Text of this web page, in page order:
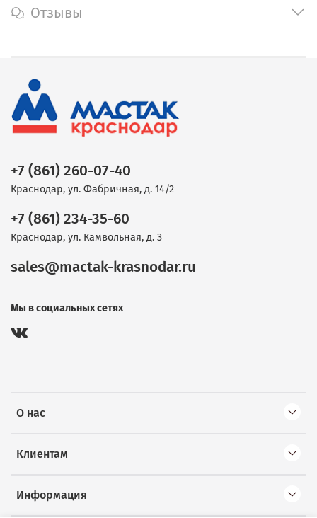
Отзывы
О нас
Клиентам
Информация
+7 (861) 260-07-40
Краснодар, ул. Фабричная, д. 14/2
+7 (861) 234-35-60
Краснодар, ул. Камвольная, д. 3
sales@mactak-krasnodar.ru
Мы в социальных сетях